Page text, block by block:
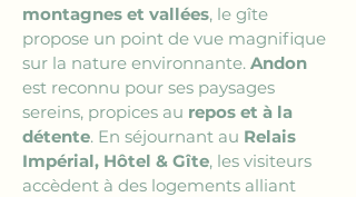
montagnes et vallées, le gîte
propose un point de vue magnifique
sur la nature environnante. Andon
est reconnu pour ses paysages
sereins, propices au repos et à la
détente. En séjournant au Relais
Impérial, Hôtel & Gîte, les visiteurs
accèdent à des logements alliant